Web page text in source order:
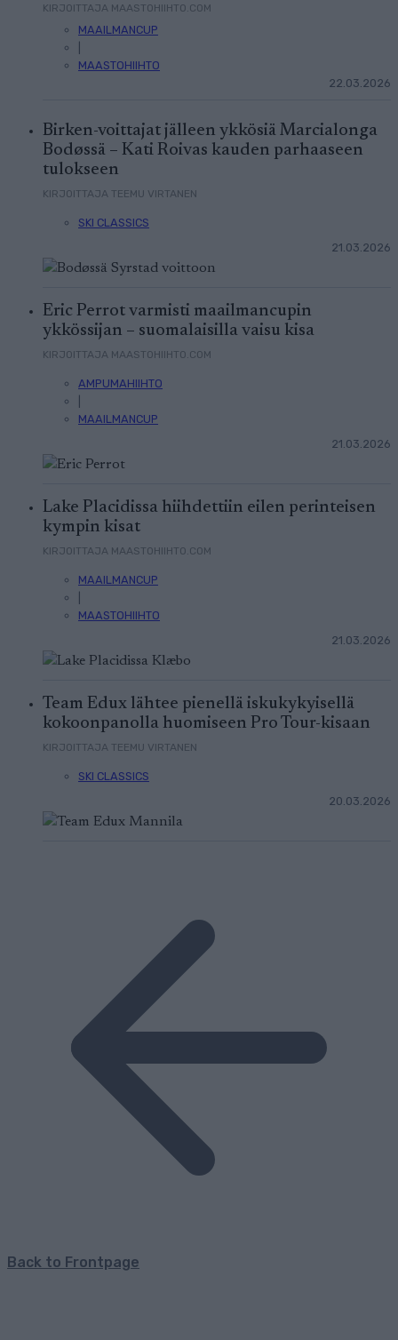
KIRJOITTAJA MAASTOHIIHTO.COM
MAAILMANCUP
MAASTOHIIHTO
22.03.2026
Birken-voittajat jälleen ykkösiä Marcialonga
Bodøssä – Kati Roivas kauden parhaaseen
tulokseen
KIRJOITTAJA TEEMU VIRTANEN
SKI CLASSICS
21.03.2026
Eric Perrot varmisti maailmancupin
ykkössijan – suomalaisilla vaisu kisa
KIRJOITTAJA MAASTOHIIHTO.COM
AMPUMAHIIHTO
MAAILMANCUP
21.03.2026
Lake Placidissa hiihdettiin eilen perinteisen
kympin kisat
KIRJOITTAJA MAASTOHIIHTO.COM
MAAILMANCUP
MAASTOHIIHTO
21.03.2026
Team Edux lähtee pienellä iskukykyisellä
kokoonpanolla huomiseen Pro Tour-kisaan
KIRJOITTAJA TEEMU VIRTANEN
SKI CLASSICS
20.03.2026
Back to Frontpage